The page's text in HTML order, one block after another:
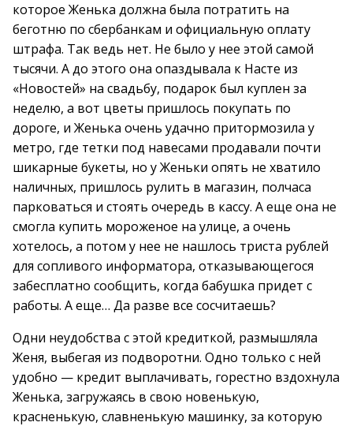
которое Женька должна была потратить на
беготню по сбербанкам и официальную оплату
штрафа. Так ведь нет. Не было у нее этой самой
тысячи. А до этого она опаздывала к Насте из
«Новостей» на свадьбу, подарок был куплен за
неделю, а вот цветы пришлось покупать по
дороге, и Женька очень удачно притормозила у
метро, где тетки под навесами продавали почти
шикарные букеты, но у Женьки опять не хватило
наличных, пришлось рулить в магазин, полчаса
парковаться и стоять очередь в кассу. А еще она не
смогла купить мороженое на улице, а очень
хотелось, а потом у нее не нашлось триста рублей
для сопливого информатора, отказывающегося
забесплатно сообщить, когда бабушка придет с
работы. А еще… Да разве все сосчитаешь?
Одни неудобства с этой кредиткой, размышляла
Женя, выбегая из подворотни. Одно только с ней
удобно — кредит выплачивать, горестно вздохнула
Женька, загружаясь в свою новенькую,
красненькую, славненькую машинку, за которую